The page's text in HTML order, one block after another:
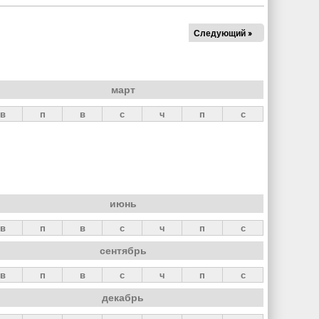
Следующий »
март
в п в с ч п с
июнь
в п в с ч п с
сентябрь
в п в с ч п с
декабрь